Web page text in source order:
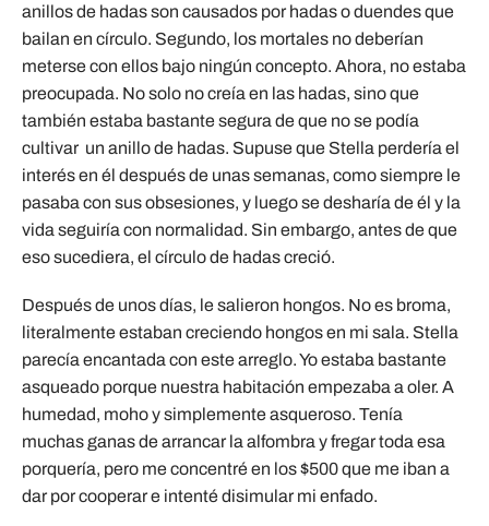
anillos de hadas son causados ​​por hadas o duendes que
bailan en círculo. Segundo, los mortales no deberían
meterse con ellos bajo ningún concepto. Ahora, no estaba
preocupada. No solo no creía en las hadas, sino que
también estaba bastante segura de que no se podía
cultivar un anillo de hadas. Supuse que Stella perdería el
interés en él después de unas semanas, como siempre le
pasaba con sus obsesiones, y luego se desharía de él y la
vida seguiría con normalidad. Sin embargo, antes de que
eso sucediera, el círculo de hadas creció.
Después de unos días, le salieron hongos. No es broma,
literalmente estaban creciendo hongos en mi sala. Stella
parecía encantada con este arreglo. Yo estaba bastante
asqueado porque nuestra habitación empezaba a oler. A
humedad, moho y simplemente asqueroso. Tenía
muchas ganas de arrancar la alfombra y fregar toda esa
porquería, pero me concentré en los $500 que me iban a
dar por cooperar e intenté disimular mi enfado.